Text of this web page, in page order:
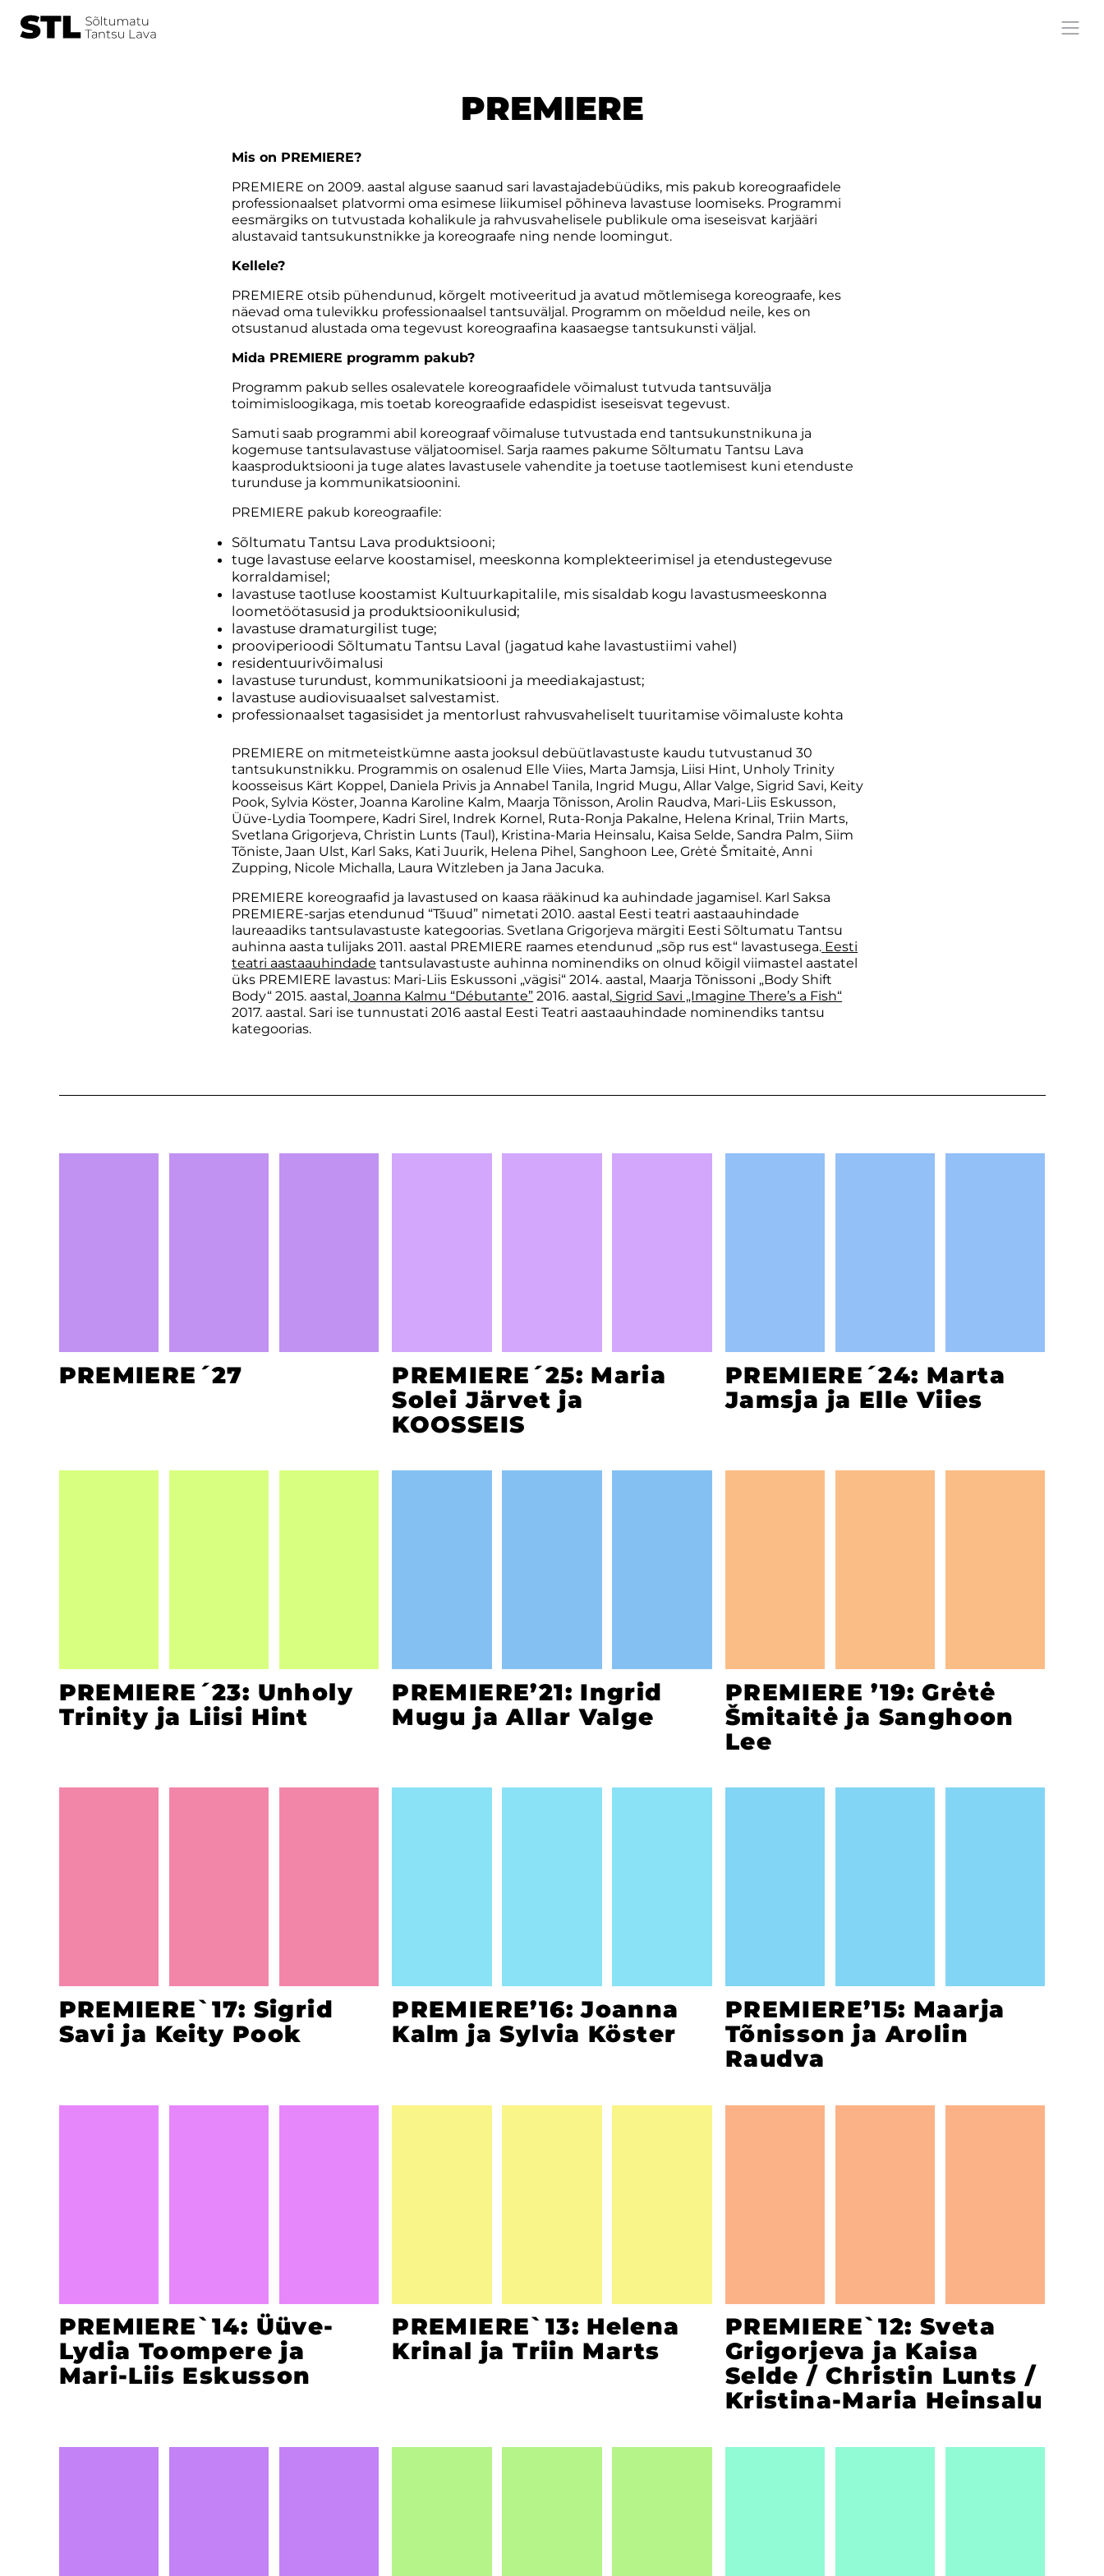
PREMIERE
Mis on PREMIERE?
PREMIERE on 2009. aastal alguse saanud sari lavastajadebüüdiks, mis pakub koreograafidele
professionaalset platvormi oma esimese liikumisel põhineva lavastuse loomiseks. Programmi
eesmärgiks on tutvustada kohalikule ja rahvusvahelisele publikule oma iseseisvat karjääri
alustavaid tantsukunstnikke ja koreograafe ning nende loomingut.
Kellele?
PREMIERE otsib pühendunud, kõrgelt motiveeritud ja avatud mõtlemisega koreograafe, kes
näevad oma tulevikku professionaalsel tantsuväljal. Programm on mõeldud neile, kes on
otsustanud alustada oma tegevust koreograafina kaasaegse tantsukunsti väljal.
Mida PREMIERE programm pakub?
Programm pakub selles osalevatele koreograafidele võimalust tutvuda tantsuvälja
toimimisloogikaga, mis toetab koreograafide edaspidist iseseisvat tegevust.
Samuti saab programmi abil koreograaf võimaluse tutvustada end tantsukunstnikuna ja
kogemuse tantsulavastuse väljatoomisel. Sarja raames pakume Sõltumatu Tantsu Lava
kaasproduktsiooni ja tuge alates lavastusele vahendite ja toetuse taotlemisest kuni etenduste
turunduse ja kommunikatsioonini.
PREMIERE pakub koreograafile:
Sõltumatu Tantsu Lava produktsiooni;
tuge lavastuse eelarve koostamisel, meeskonna komplekteerimisel ja etendustegevuse
korraldamisel;
lavastuse taotluse koostamist Kultuurkapitalile, mis sisaldab kogu lavastusmeeskonna
loometöötasusid ja produktsioonikulusid;
lavastuse dramaturgilist tuge;
prooviperioodi Sõltumatu Tantsu Laval (jagatud kahe lavastustiimi vahel)
residentuurivõimalusi
lavastuse turundust, kommunikatsiooni ja meediakajastust;
lavastuse audiovisuaalset salvestamist.
professionaalset tagasisidet ja mentorlust rahvusvaheliselt tuuritamise võimaluste kohta
PREMIERE on mitmeteistkümne aasta jooksul debüütlavastuste kaudu tutvustanud 30
tantsukunstnikku. Programmis on osalenud Elle Viies, Marta Jamsja, Liisi Hint, Unholy Trinity
koosseisus Kärt Koppel, Daniela Privis ja Annabel Tanila, Ingrid Mugu, Allar Valge, Sigrid Savi, Keity
Pook, Sylvia Köster, Joanna Karoline Kalm, Maarja Tõnisson, Arolin Raudva, Mari-Liis Eskusson,
Üüve-Lydia Toompere, Kadri Sirel, Indrek Kornel, Ruta-Ronja Pakalne, Helena Krinal, Triin Marts,
Svetlana Grigorjeva, Christin Lunts (Taul), Kristina-Maria Heinsalu, Kaisa Selde, Sandra Palm, Siim
Tõniste, Jaan Ulst, Karl Saks, Kati Juurik, Helena Pihel, Sanghoon Lee, Grėtė Šmitaitė, Anni
Zupping, Nicole Michalla, Laura Witzleben ja Jana Jacuka.
PREMIERE koreograafid ja lavastused on kaasa rääkinud ka auhindade jagamisel. Karl Saksa
PREMIERE-sarjas etendunud “Tšuud” nimetati 2010. aastal Eesti teatri aastaauhindade
laureaadiks tantsulavastuste kategoorias. Svetlana Grigorjeva märgiti Eesti Sõltumatu Tantsu
auhinna aasta tulijaks 2011. aastal PREMIERE raames etendunud „sõp rus est“ lavastusega. Eesti
teatri aastaauhindade tantsulavastuste auhinna nominendiks on olnud kõigil viimastel aastatel
üks PREMIERE lavastus: Mari-Liis Eskussoni „vägisi“ 2014. aastal, Maarja Tõnissoni „Body Shift
Body“ 2015. aastal, Joanna Kalmu “Débutante” 2016. aastal, Sigrid Savi „Imagine There’s a Fish“
2017. aastal. Sari ise tunnustati 2016 aastal Eesti Teatri aastaauhindade nominendiks tantsu
kategoorias.
PREMIERE´27
PREMIERE´25: Maria
Solei Järvet ja
KOOSSEIS
PREMIERE´24: Marta
Jamsja ja Elle Viies
PREMIERE´23: Unholy
Trinity ja Liisi Hint
PREMIERE’21: Ingrid
Mugu ja Allar Valge
PREMIERE ’19: Grėtė
Šmitaitė ja Sanghoon
Lee
PREMIERE`17: Sigrid
Savi ja Keity Pook
PREMIERE’16: Joanna
Kalm ja Sylvia Köster
PREMIERE’15: Maarja
Tõnisson ja Arolin
Raudva
PREMIERE`14: Üüve-
Lydia Toompere ja
Mari-Liis Eskusson
PREMIERE`13: Helena
Krinal ja Triin Marts
PREMIERE`12: Sveta
Grigorjeva ja Kaisa
Selde / Christin Lunts /
Kristina-Maria Heinsalu